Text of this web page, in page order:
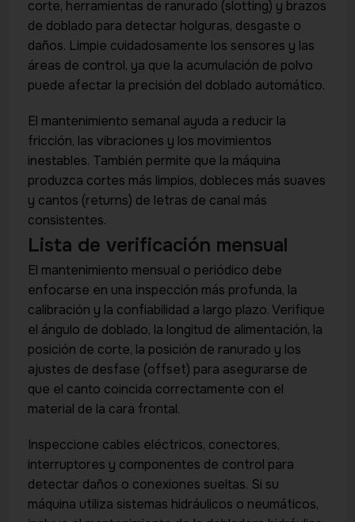
corte, herramientas de ranurado (slotting) y brazos
de doblado para detectar holguras, desgaste o
daños. Limpie cuidadosamente los sensores y las
áreas de control, ya que la acumulación de polvo
puede afectar la precisión del doblado automático.
El mantenimiento semanal ayuda a reducir la
fricción, las vibraciones y los movimientos
inestables. También permite que la máquina
produzca cortes más limpios, dobleces más suaves
y cantos (returns) de letras de canal más
consistentes.
Lista de verificación mensual
El mantenimiento mensual o periódico debe
enfocarse en una inspección más profunda, la
calibración y la confiabilidad a largo plazo. Verifique
el ángulo de doblado, la longitud de alimentación, la
posición de corte, la posición de ranurado y los
ajustes de desfase (offset) para asegurarse de
que el canto coincida correctamente con el
material de la cara frontal.
Inspeccione cables eléctricos, conectores,
interruptores y componentes de control para
detectar daños o conexiones sueltas. Si su
máquina utiliza sistemas hidráulicos o neumáticos,